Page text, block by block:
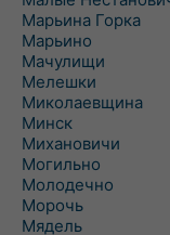
Марьина Горка
Марьино
Мачулищи
Мелешки
Миколаевщина
Минск
Михановичи
Могильно
Молодечно
Морочь
Мядель